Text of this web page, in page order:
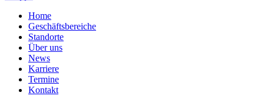
Home
Geschäftsbereiche
Standorte
Über uns
News
Karriere
Termine
Kontakt